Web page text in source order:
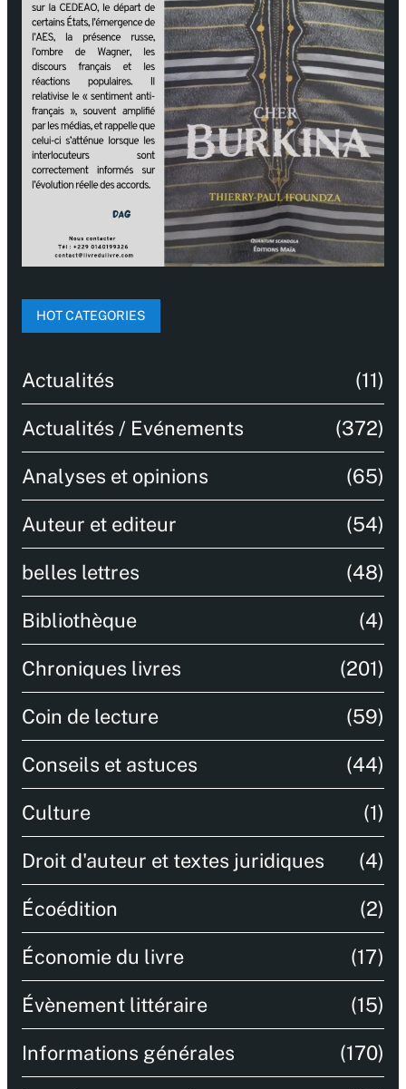
HOT CATEGORIES
Actualités (11)
Actualités / Evénements (372)
Analyses et opinions (65)
Auteur et editeur (54)
belles lettres (48)
Bibliothèque (4)
Chroniques livres (201)
Coin de lecture (59)
Conseils et astuces (44)
Culture (1)
Droit d'auteur et textes juridiques (4)
Écoédition (2)
Économie du livre (17)
Évènement littéraire (15)
Informations générales (170)